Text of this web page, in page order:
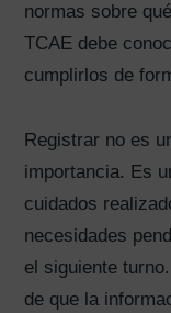
normas sobre
TCAE debe
cumplirlos de
Registrar no es
importancia. Es
cuidados
necesidades
el siguiente
de que la